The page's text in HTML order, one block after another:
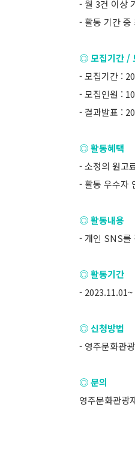
- 월 3건 이상
- 활동 기간 중
◎ 모집기간 /
- 모집기간 :
- 모집인원 :
- 결과발표 :
◎ 활동혜택
- 소정의 원고
- 활동 우수자
◎ 활동내용
- 개인 SNS를
◎ 활동기간
-
◎ 신청방법
- 영주문화관
◎ 문의
영주문화관광